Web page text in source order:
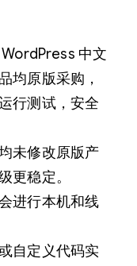
中文
均原版采购，
行测试，安全
未修改原版产
更稳定。
进行本机和线
自定义代码实